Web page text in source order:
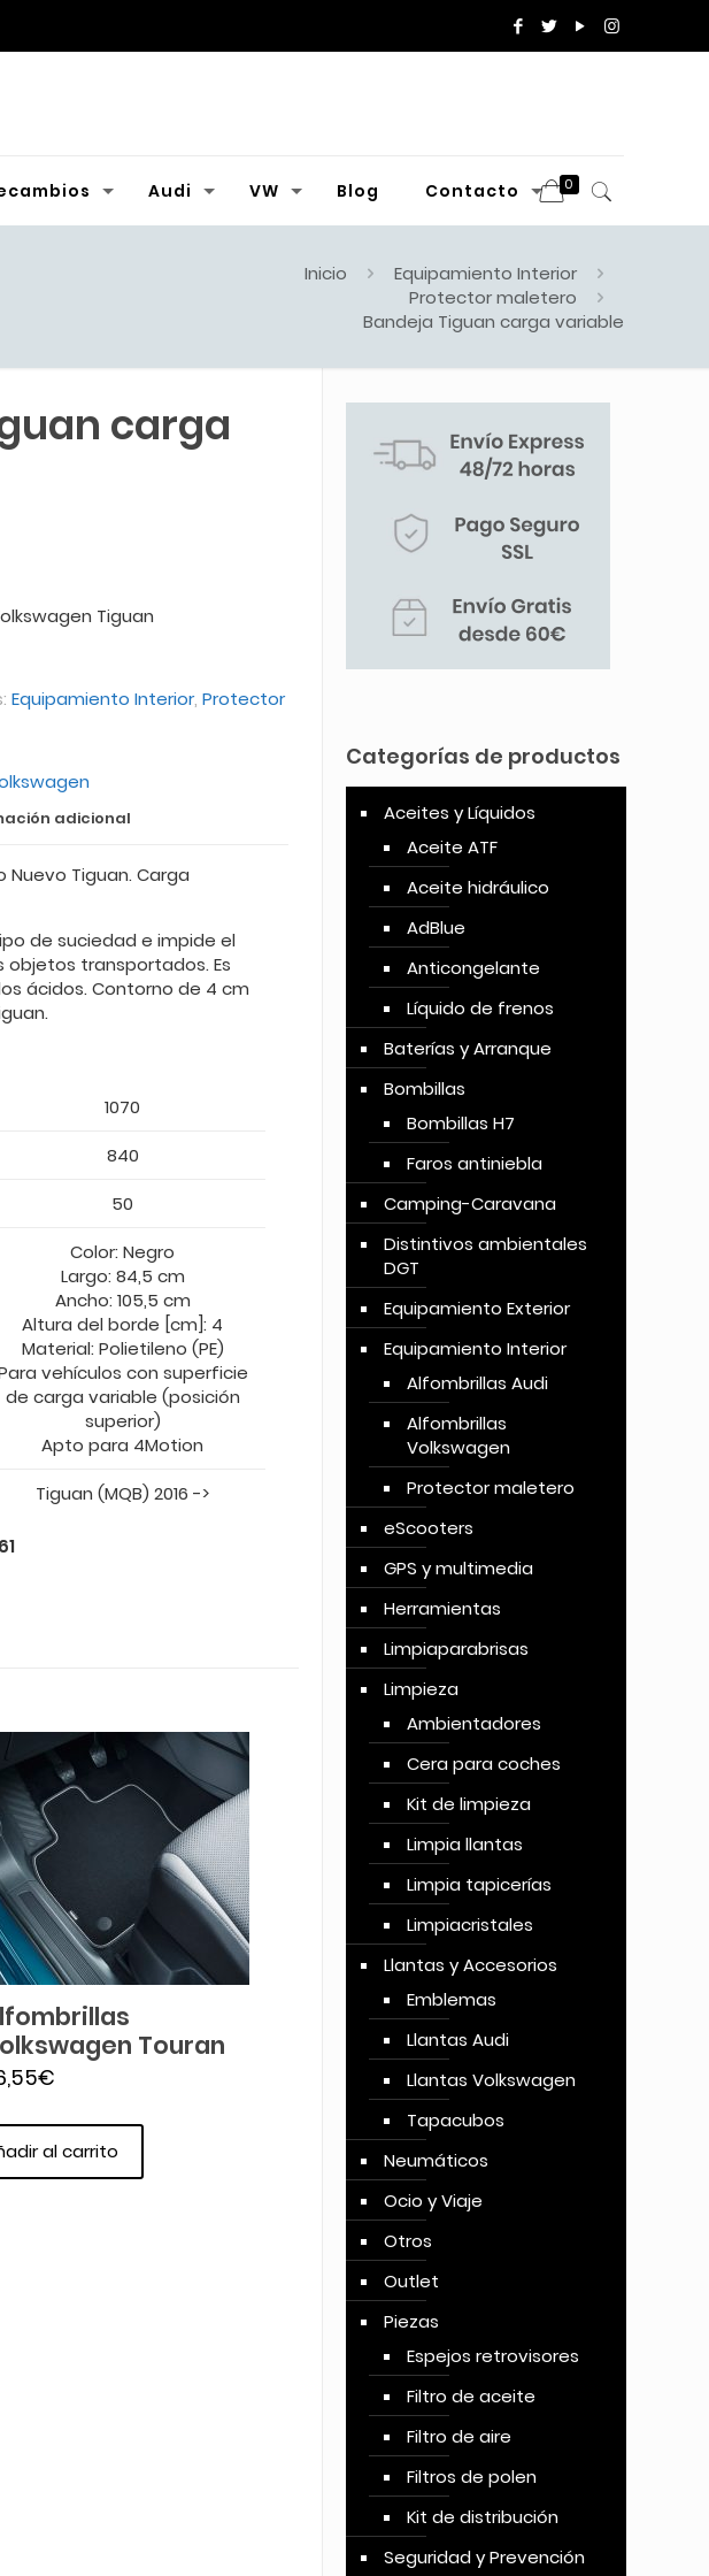
Audi VW Blog Contacto 0
Inicio
Equipamiento Interior
Protector maletero
Bandeja Tiguan carga variable
carga
Tiguan
Equipamiento Interior, Protector
adicional
Tiguan. Carga
de suciedad e impide el
transportados. Es
ácidos. Contorno de 4 cm
1070
840
50
Color: Negro
Largo: 84,5 cm
Ancho: 105,5 cm
Altura del borde [cm]: 4
Material: Polietileno (PE)
vehículos con superficie
de carga variable (posición
superior)
Apto para 4Motion
Tiguan (MQB) 2016 ->
Touran
€
al carrito
Categorías de productos
Aceites y Líquidos
Aceite ATF
Aceite hidráulico
AdBlue
Anticongelante
Líquido de frenos
Baterías y Arranque
Bombillas
Bombillas H7
Faros antiniebla
Camping-Caravana
Distintivos ambientales
DGT
Equipamiento Exterior
Equipamiento Interior
Alfombrillas Audi
Alfombrillas
Volkswagen
Protector maletero
eScooters
GPS y multimedia
Herramientas
Limpiaparabrisas
Limpieza
Ambientadores
Cera para coches
Kit de limpieza
Limpia llantas
Limpia tapicerías
Limpiacristales
Llantas y Accesorios
Emblemas
Llantas Audi
Llantas Volkswagen
Tapacubos
Neumáticos
Ocio y Viaje
Otros
Outlet
Piezas
Espejos retrovisores
Filtro de aceite
Filtro de aire
Filtros de polen
Kit de distribución
Seguridad y Prevención